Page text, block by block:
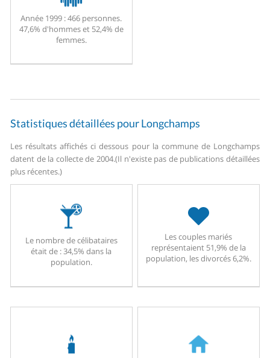
Année 1999 :466 personnes.
47,6% d'hommes et 52,4% de
femmes.
Statistiques détaillées pour Longchamps
Les résultats affichés ci dessous pour la commune de Longchamps
datent de la collecte de 2004.(Il n'existe pas de publications détaillées
plus récentes.)
Le nombre de célibataires
était de : 34,5% dans la
population.
Les couples mariés
représentaient 51,9% de la
population, les divorcés 6,2%.